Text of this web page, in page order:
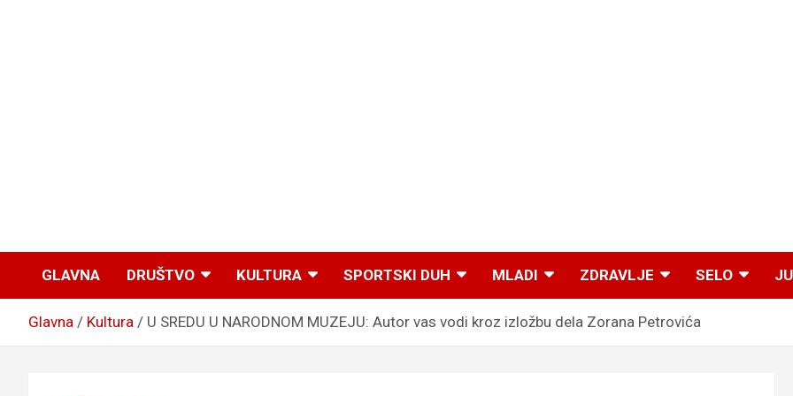
GLAVNA DRUŠTVO KULTURA SPORTSKI DUH MLADI ZDRAVLJE SELO
Glavna Kultura U SREDU U NARODNOM MUZEJU: Autor vas vodi kroz izložbu dela Zorana Petrovića